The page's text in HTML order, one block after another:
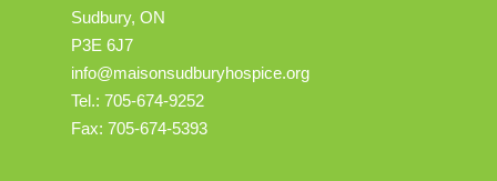
Sudbury, ON
P3E 6J7
info@maisonsudburyhospice.org
Tel.: 705-674-9252
Fax: 705-674-5393